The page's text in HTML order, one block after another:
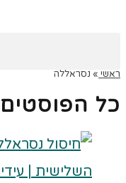
ראשי » נסראללה
כל